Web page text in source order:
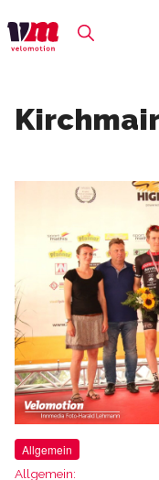
Allgemein
Allgemein: